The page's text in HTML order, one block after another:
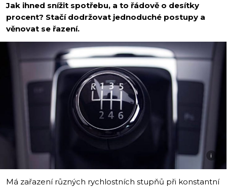
Jak ihned snížit spotřebu, a to řádově o desítky
procent? Stačí dodržovat jednoduché postupy a
věnovat se řazení.
i
Má zařazení různých rychlostních stupňů při konstantní